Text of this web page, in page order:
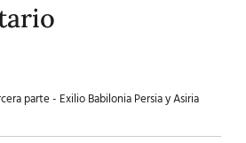
parte - Exilio Babilonia Persia y Asiria